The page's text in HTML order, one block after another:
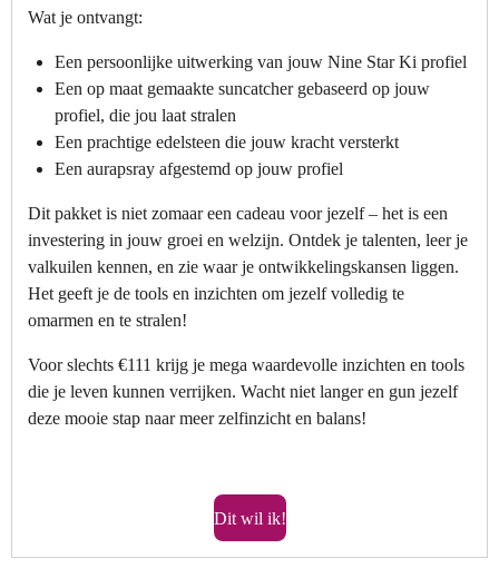
Wat je ontvangt:
Een persoonlijke uitwerking van jouw Nine Star Ki profiel
Een op maat gemaakte suncatcher gebaseerd op jouw
profiel, die jou laat stralen
Een prachtige edelsteen die jouw kracht versterkt
Een aurapsray afgestemd op jouw profiel
Dit pakket is niet zomaar een cadeau voor jezelf – het is een
investering in jouw groei en welzijn. Ontdek je talenten, leer je
valkuilen kennen, en zie waar je ontwikkelingskansen liggen.
Het geeft je de tools en inzichten om jezelf volledig te
omarmen en te stralen!
Voor slechts €111 krijg je mega waardevolle inzichten en tools
die je leven kunnen verrijken. Wacht niet langer en gun jezelf
deze mooie stap naar meer zelfinzicht en balans!
Dit wil ik!